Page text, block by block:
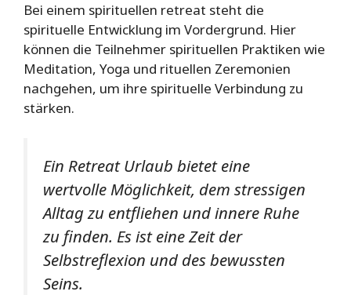
Bei einem spirituellen retreat steht die
spirituelle Entwicklung im Vordergrund. Hier
können die Teilnehmer spirituellen Praktiken wie
Meditation, Yoga und rituellen Zeremonien
nachgehen, um ihre spirituelle Verbindung zu
stärken.
Ein Retreat Urlaub bietet eine
wertvolle Möglichkeit, dem stressigen
Alltag zu entfliehen und innere Ruhe
zu finden. Es ist eine Zeit der
Selbstreflexion und des bewussten
Seins.